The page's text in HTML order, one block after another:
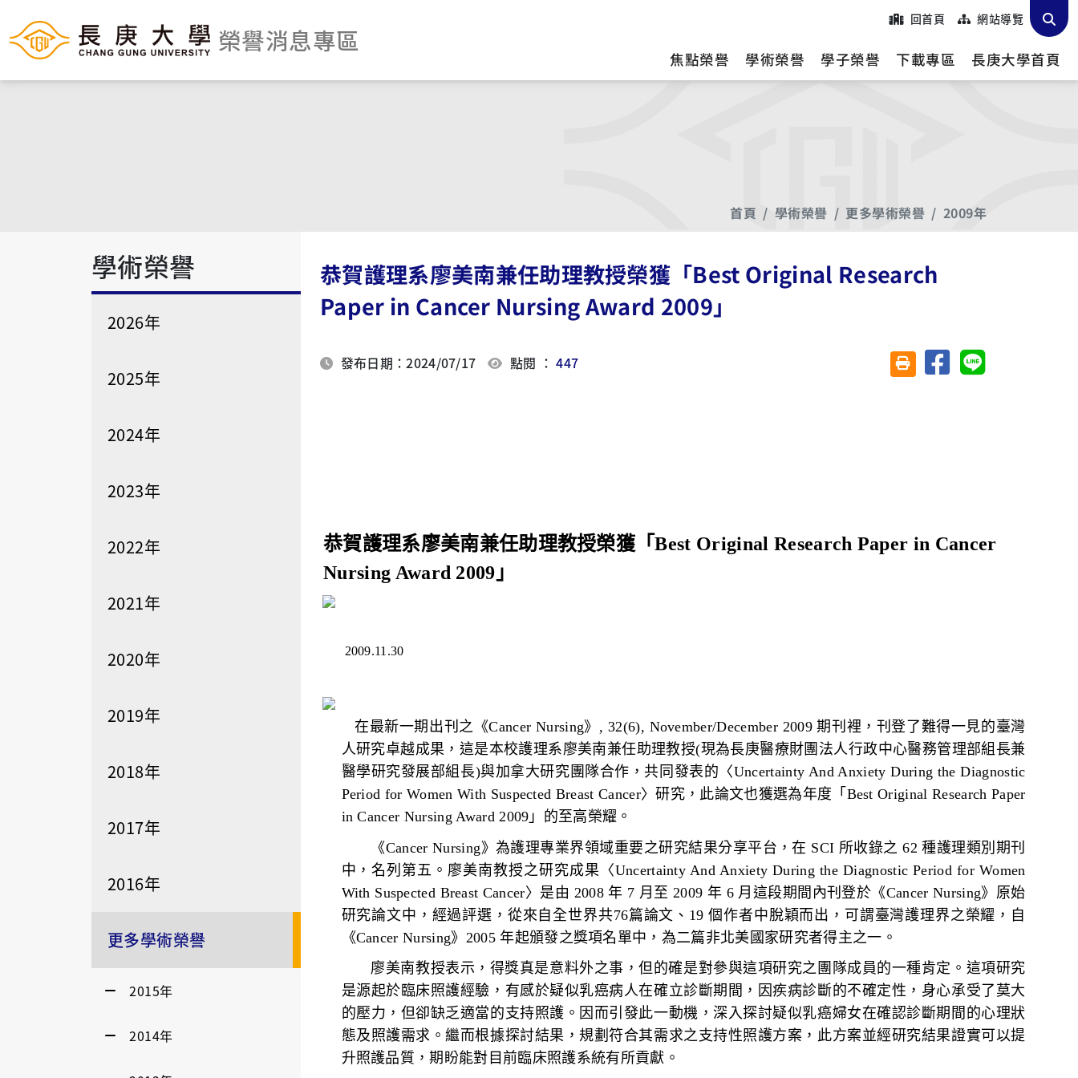
榮譽消息專區
回首頁 網站導覽
焦點榮譽 學術榮譽 學子榮譽 下載專區 長庚大學首頁
首頁 學術榮譽 更多學術榮譽 2009年
學術榮譽
2026年
2025年
2024年
2023年
2022年
2021年
2020年
2019年
2018年
2017年
2016年
更多學術榮譽
2015年
2014年
恭賀護理系廖美南兼任助理教授榮獲「Best Original Research
Paper in Cancer Nursing Award 2009」
發布日期：2024/07/17 點閱 ：447 友善列印(另開視窗)
分享至臉書分享至 Line
恭賀護理系廖美南兼任助理教授榮獲「Best Original Research Paper in Cancer
Nursing Award 2009」
2009.11.30
在最新一期出刊之《Cancer Nursing》, 32(6), November/December 2009 期刊裡，刊登了難得一見的臺灣
人研究卓越成果，這是本校護理系廖美南兼任助理教授(現為長庚醫療財團法人行政中心醫務管理部組長兼
醫學研究發展部組長)與加拿大研究團隊合作，共同發表的〈Uncertainty And Anxiety During the Diagnostic
Period for Women With Suspected Breast Cancer〉研究，此論文也獲選為年度「Best Original Research Paper
in Cancer Nursing Award 2009」的至高榮耀。
《Cancer Nursing》為護理專業界領域重要之研究結果分享平台，在 SCI 所收錄之 62 種護理類別期刊
中，名列第五。廖美南教授之研究成果〈Uncertainty And Anxiety During the Diagnostic Period for Women
With Suspected Breast Cancer〉是由 2008 年 7 月至 2009 年 6 月這段期間內刊登於《Cancer Nursing》原始
研究論文中，經過評選，從來自全世界共76篇論文、19 個作者中脫穎而出，可謂臺灣護理界之榮耀，自
《Cancer Nursing》2005 年起頒發之獎項名單中，為二篇非北美國家研究者得主之一。
廖美南教授表示，得獎真是意料外之事，但的確是對參與這項研究之團隊成員的一種肯定。這項研究
是源起於臨床照護經驗，有感於疑似乳癌病人在確立診斷期間，因疾病診斷的不確定性，身心承受了莫大
的壓力，但卻缺乏適當的支持照護。因而引發此一動機，深入探討疑似乳癌婦女在確認診斷期間的心理狀
態及照護需求。繼而根據探討結果，規劃符合其需求之支持性照護方案，此方案並經研究結果證實可以提
升照護品質，期盼能對目前臨床照護系統有所貢獻。